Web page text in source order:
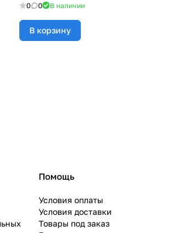
0 0 В наличии
В корзину
Помощь
Условия оплаты
Условия доставки
Товары под заказ